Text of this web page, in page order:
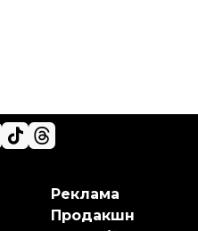
Реклама
Продакшн